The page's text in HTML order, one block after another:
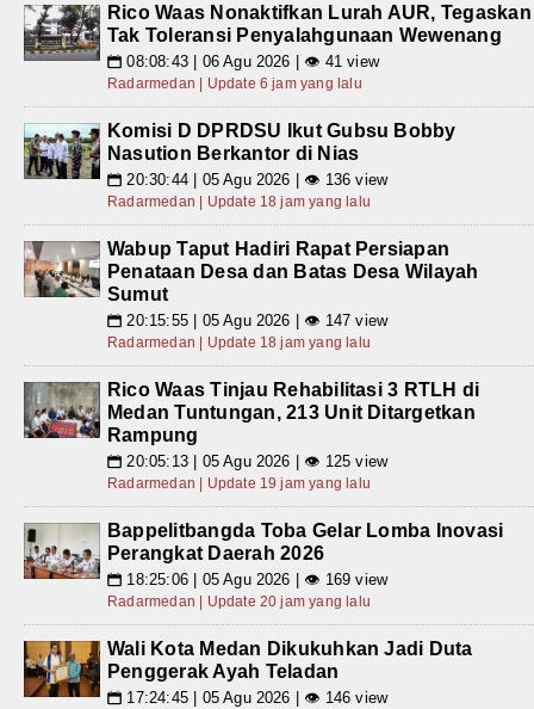
Rico Waas Nonaktifkan Lurah AUR, Tegaskan
Tak Toleransi Penyalahgunaan Wewenang
📅 08:08:43 | 06 Agu 2026 | 👁 41 view
Radarmedan | Update 6 jam yang lalu
Komisi D DPRDSU Ikut Gubsu Bobby
Nasution Berkantor di Nias
📅 20:30:44 | 05 Agu 2026 | 👁 136 view
Radarmedan | Update 18 jam yang lalu
Wabup Taput Hadiri Rapat Persiapan
Penataan Desa dan Batas Desa Wilayah
Sumut
📅 20:15:55 | 05 Agu 2026 | 👁 147 view
Radarmedan | Update 18 jam yang lalu
Rico Waas Tinjau Rehabilitasi 3 RTLH di
Medan Tuntungan, 213 Unit Ditargetkan
Rampung
📅 20:05:13 | 05 Agu 2026 | 👁 125 view
Radarmedan | Update 19 jam yang lalu
Bappelitbangda Toba Gelar Lomba Inovasi
Perangkat Daerah 2026
📅 18:25:06 | 05 Agu 2026 | 👁 169 view
Radarmedan | Update 20 jam yang lalu
Wali Kota Medan Dikukuhkan Jadi Duta
Penggerak Ayah Teladan
📅 17:24:45 | 05 Agu 2026 | 👁 146 view